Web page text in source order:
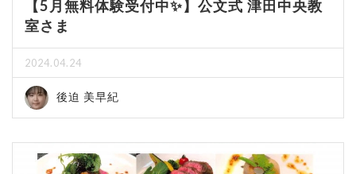
【5月無料体験受付中✨】公文式 津田中央教
室さま
2024.04.24
後迫 美早紀